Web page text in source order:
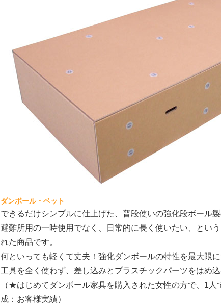
ダンボール・ベット
できるだけシンプルに仕上げた、普段使いの強化段ボール製
避難所用の一時使用でなく、日常的に長く使いたい、とい
れた商品です。
何といっても軽くて丈夫！強化ダンボールの特性を最大限に
工具を全く使わず、差し込みとプラスチックパーツをはめ
（★はじめてダンボール家具を購入された女性の方で、1
成：お客様実績）